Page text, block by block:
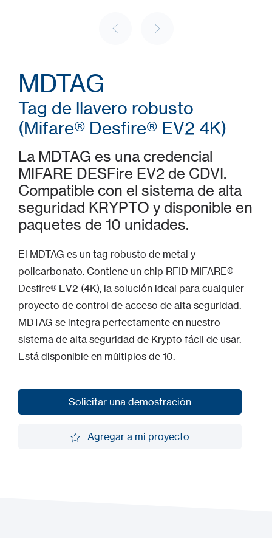
MDTAG
Tag de llavero robusto
(Mifare® Desfire® EV2 4K)
La MDTAG es una credencial
MIFARE DESFire EV2 de CDVI.
Compatible con el sistema de alta
seguridad KRYPTO y disponible en
paquetes de 10 unidades.
El MDTAG es un tag robusto de metal y
policarbonato. Contiene un chip RFID MIFARE®
Desfire® EV2 (4K), la solución ideal para cualquier
proyecto de control de acceso de alta seguridad.
MDTAG se integra perfectamente en nuestro
sistema de alta seguridad de Krypto fácil de usar.
Está disponible en múltiplos de 10.
Solicitar una demostración
Agregar a mi proyecto